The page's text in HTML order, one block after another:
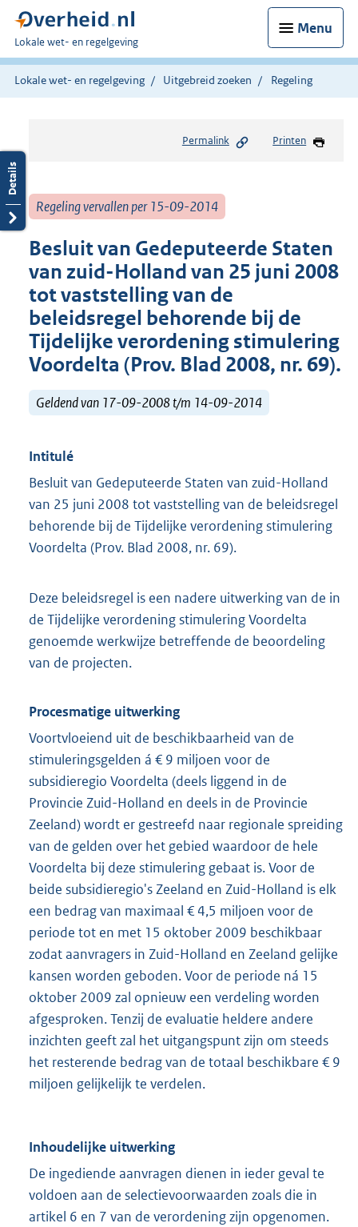
Menu
U
bent
hier:
Lokale wet- en regelgeving
Lokale wet- en regelgeving Uitgebreid zoeken Regeling
Permalink Printen
Regeling vervallen per 15-09-2014
Besluit van Gedeputeerde Staten
van zuid-Holland van 25 juni 2008
tot vaststelling van de
beleidsregel behorende bij de
Tijdelijke verordening stimulering
Voordelta (Prov. Blad 2008, nr. 69).
Geldend van 17-09-2008 t/m 14-09-2014
Intitulé
Besluit van Gedeputeerde Staten van zuid-Holland
van 25 juni 2008 tot vaststelling van de beleidsregel
behorende bij de Tijdelijke verordening stimulering
Voordelta (Prov. Blad 2008, nr. 69).
Deze beleidsregel is een nadere uitwerking van de in
de Tijdelijke verordening stimulering Voordelta
genoemde werkwijze betreffende de beoordeling
van de projecten.
Procesmatige uitwerking
Voortvloeiend uit de beschikbaarheid van de
stimuleringsgelden á € 9 miljoen voor de
subsidieregio Voordelta (deels liggend in de
Provincie Zuid-Holland en deels in de Provincie
Zeeland) wordt er gestreefd naar regionale spreiding
van de gelden over het gebied waardoor de hele
Voordelta bij deze stimulering gebaat is. Voor de
beide subsidieregio's Zeeland en Zuid-Holland is elk
een bedrag van maximaal € 4,5 miljoen voor de
periode tot en met 15 oktober 2009 beschikbaar
zodat aanvragers in Zuid-Holland en Zeeland gelijke
kansen worden geboden. Voor de periode ná 15
oktober 2009 zal opnieuw een verdeling worden
afgesproken. Tenzij de evaluatie heldere andere
inzichten geeft zal het uitgangspunt zijn om steeds
het resterende bedrag van de totaal beschikbare € 9
miljoen gelijkelijk te verdelen.
Inhoudelijke uitwerking
De ingediende aanvragen dienen in ieder geval te
voldoen aan de selectievoorwaarden zoals die in
artikel 6 en 7 van de verordening zijn opgenomen.